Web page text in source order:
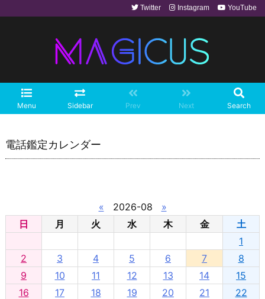
Menu Sidebar Prev Next Search
Twitter Instagram YouTube
電話鑑定カレンダー
« 2026-08
»
日
月 火 水 木 金
土
1
2
3 4 5 6 7
8
9
10 11 12 13 14
15
16
17 18 19 20 21
22